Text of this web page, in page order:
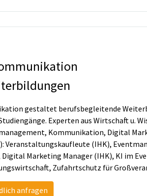
gestaltet berufsbegleitende
Experten aus Wirtschaft u.
Kommunikation, Digital
Veranstaltungskaufleute (IHK),
Marketing Manager (IHK), KI im
Zufahrtschutz für
anfragen